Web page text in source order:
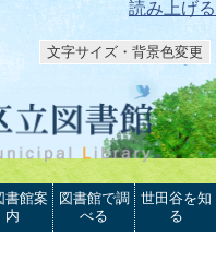
読み上げる
文字サイズ・背景色変更
書館案
内
図書館で調
べる
世田谷を知
る